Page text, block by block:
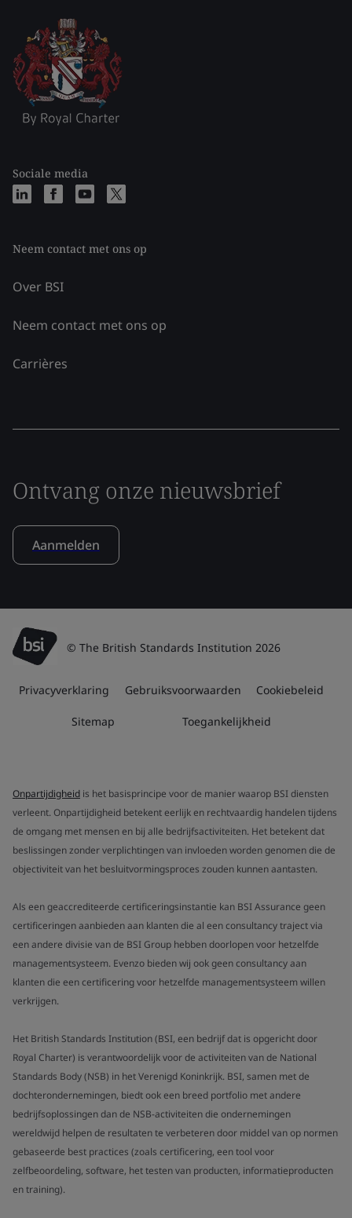
Sociale media
Neem contact met ons op
Over BSI
Neem contact met ons op
Carrières
Ontvang onze nieuwsbrief
Aanmelden
© The British Standards Institution 2026
Privacyverklaring Gebruiksvoorwaarden Cookiebeleid
Sitemap Toegankelijkheid
Onpartijdigheid is het basisprincipe voor de manier waarop BSI diensten
verleent. Onpartijdigheid betekent eerlijk en rechtvaardig handelen tijdens
de omgang met mensen en bij alle bedrijfsactiviteiten. Het betekent dat
beslissingen zonder verplichtingen van invloeden worden genomen die de
objectiviteit van het besluitvormingsproces zouden kunnen aantasten.
Als een geaccrediteerde certificeringsinstantie kan BSI Assurance geen
certificeringen aanbieden aan klanten die al een consultancy traject via
een andere divisie van de BSI Group hebben doorlopen voor hetzelfde
managementsysteem. Evenzo bieden wij ook geen consultancy aan
klanten die een certificering voor hetzelfde managementsysteem willen
verkrijgen.
Het British Standards Institution (BSI, een bedrijf dat is opgericht door
Royal Charter) is verantwoordelijk voor de activiteiten van de National
Standards Body (NSB) in het Verenigd Koninkrijk. BSI, samen met de
dochterondernemingen, biedt ook een breed portfolio met andere
bedrijfsoplossingen dan de NSB-activiteiten die ondernemingen
wereldwijd helpen de resultaten te verbeteren door middel van op normen
gebaseerde best practices (zoals certificering, een tool voor
zelfbeoordeling, software, het testen van producten, informatieproducten
en training).